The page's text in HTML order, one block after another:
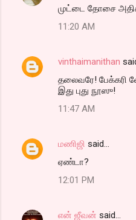
முட்டை தோசை
11:20 AM
vinthaimanithan
தலைவரே! பேக்கரி
இது புது நூஸு!
11:47 AM
மணிஜி said…
ஏண்டா?
12:01 PM
என் ஜீவன் said…